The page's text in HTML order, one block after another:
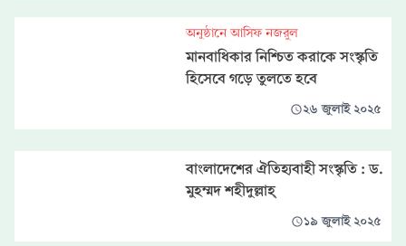
অনুষ্ঠানে আসিফ নজরুল
মানবাধিকার নিশ্চিত করাকে সংস্কৃতি
হিসেবে গড়ে তুলতে হবে
২৬ জুলাই ২০২৫
বাংলাদেশের ঐতিহ্যবাহী সংস্কৃতি : ড.
মুহম্মদ শহীদুল্লাহ্
১৯ জুলাই ২০২৫